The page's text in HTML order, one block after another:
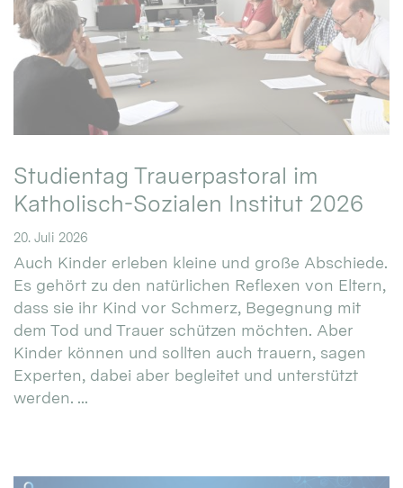
Studientag Trauerpastoral im
Katholisch-Sozialen Institut 2026
20. Juli 2026
Auch Kinder erleben kleine und große Abschiede.
Es gehört zu den natürlichen Reflexen von Eltern,
dass sie ihr Kind vor Schmerz, Begegnung mit
dem Tod und Trauer schützen möchten. Aber
Kinder können und sollten auch trauern, sagen
Experten, dabei aber begleitet und unterstützt
werden. ...